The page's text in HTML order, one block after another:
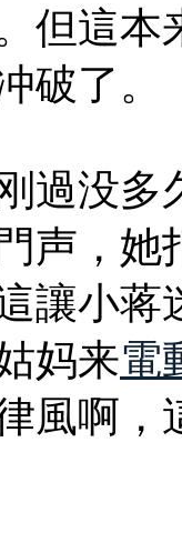
但這本
破了。
過没
声，
讓小蒋
妈来電
風啊，